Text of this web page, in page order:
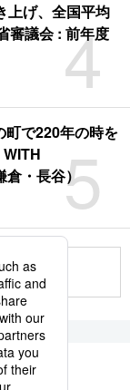
4
上げ、全国平均
審議会 : 前年度
5
町で220年の時を
・長谷）